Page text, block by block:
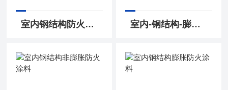
室内钢结构防火涂料非膨胀 室内-钢结构-膨胀型防火涂料